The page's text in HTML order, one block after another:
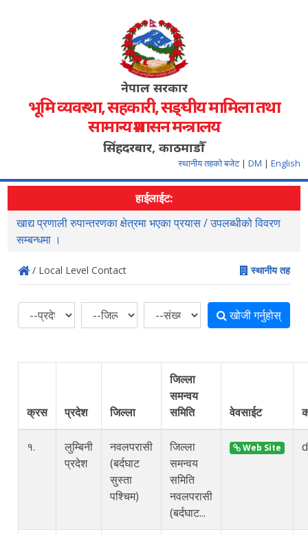
नेपाल सरकार
भूमि व्यवस्था, सहकारी, सङ्‍घीय मामिला तथा
सामान्य प्रशासन मन्त्रालय
सिंहदरबार, काठमाडौँ
स्थानीय तहको बजेट | DM | English
हाईलाईट:
खाद्य प्रणाली रुपान्तरणका क्षेत्रमा भएका प्रयास / उपलब्धीको विवरण
सम्बन्धमा ।
/ Local Level Contact स्थानीय तह
खोजी गर्नुहोस्
क्रस प्रदेश जिल्ला
जिल्ला
समन्वय
समिति
वेवसाईट
१.
लुम्बिनी
प्रदेश
नवलपरासी
(बर्दघाट
सुस्ता
पश्चिम)
जिल्ला
समन्वय
समिति
नवलपरासी
(बर्दघाट...
Web Site